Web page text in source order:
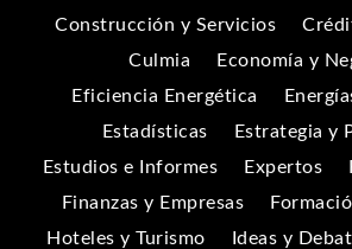
Construcción y Servicios
Culmia
Economía y
Eficiencia Energética
Estadísticas
Estrategia y
Estudios e Informes
Expertos
Finanzas y Empresas
Hoteles y Turismo
Ideas y